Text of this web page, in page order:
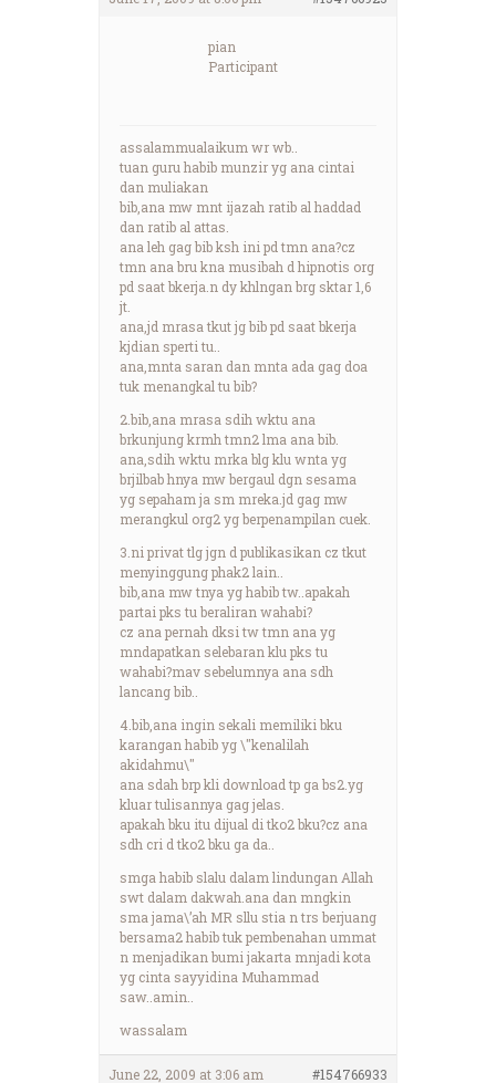
pian
Participant
assalammualaikum wr wb..
tuan guru habib munzir yg ana cintai
dan muliakan
bib,ana mw mnt ijazah ratib al haddad
dan ratib al attas.
ana leh gag bib ksh ini pd tmn ana?cz
tmn ana bru kna musibah d hipnotis org
pd saat bkerja.n dy khlngan brg sktar 1,6
jt.
ana,jd mrasa tkut jg bib pd saat bkerja
kjdian sperti tu..
ana,mnta saran dan mnta ada gag doa
tuk menangkal tu bib?
2.bib,ana mrasa sdih wktu ana
brkunjung krmh tmn2 lma ana bib.
ana,sdih wktu mrka blg klu wnta yg
brjilbab hnya mw bergaul dgn sesama
yg sepaham ja sm mreka.jd gag mw
merangkul org2 yg berpenampilan cuek.
3.ni privat tlg jgn d publikasikan cz tkut
menyinggung phak2 lain..
bib,ana mw tnya yg habib tw..apakah
partai pks tu beraliran wahabi?
cz ana pernah dksi tw tmn ana yg
mndapatkan selebaran klu pks tu
wahabi?mav sebelumnya ana sdh
lancang bib..
4.bib,ana ingin sekali memiliki bku
karangan habib yg \"kenalilah
akidahmu\"
ana sdah brp kli download tp ga bs2.yg
kluar tulisannya gag jelas.
apakah bku itu dijual di tko2 bku?cz ana
sdh cri d tko2 bku ga da..
smga habib slalu dalam lindungan Allah
swt dalam dakwah.ana dan mngkin
sma jama\’ah MR sllu stia n trs berjuang
bersama2 habib tuk pembenahan ummat
n menjadikan bumi jakarta mnjadi kota
yg cinta sayyidina Muhammad
saw..amin..
wassalam
June 22, 2009 at 3:06 am #154766933